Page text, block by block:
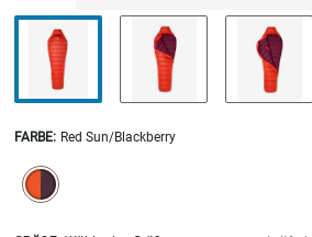
FARBE: Red Sun/Blackberry
SELECTION WILL REFRESH THE PAGE WITH NEW
selected